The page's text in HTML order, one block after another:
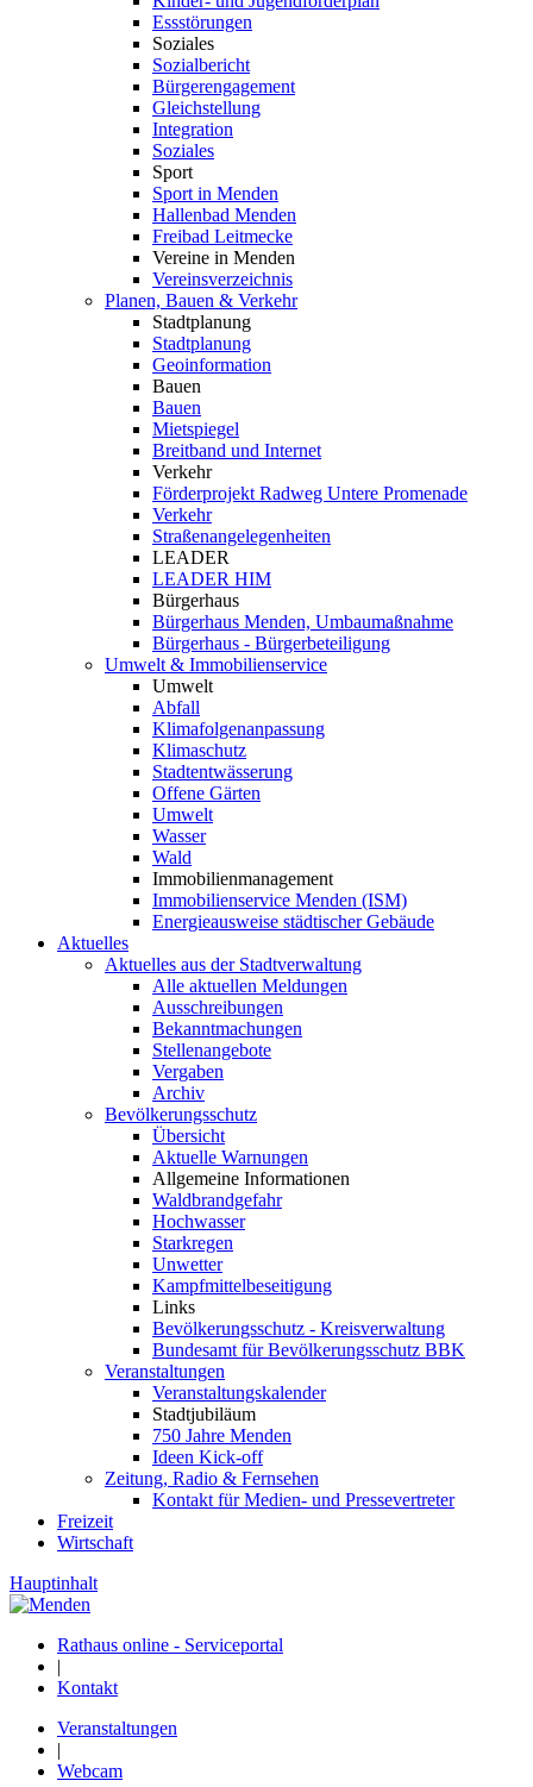
Essstörungen
Soziales
Sozialbericht
Bürgerengagement
Gleichstellung
Integration
Soziales
Sport
Sport in Menden
Hallenbad Menden
Freibad Leitmecke
Vereine in Menden
Vereinsverzeichnis
Planen, Bauen & Verkehr
Stadtplanung
Stadtplanung
Geoinformation
Bauen
Bauen
Mietspiegel
Breitband und Internet
Verkehr
Förderprojekt Radweg Untere Promenade
Verkehr
Straßenangelegenheiten
LEADER
LEADER HIM
Bürgerhaus
Bürgerhaus Menden, Umbaumaßnahme
Bürgerhaus - Bürgerbeteiligung
Umwelt & Immobilienservice
Umwelt
Abfall
Klimafolgenanpassung
Klimaschutz
Stadtentwässerung
Offene Gärten
Umwelt
Wasser
Wald
Immobilienmanagement
Immobilienservice Menden (ISM)
Energieausweise städtischer Gebäude
Aktuelles
Aktuelles aus der Stadtverwaltung
Alle aktuellen Meldungen
Ausschreibungen
Bekanntmachungen
Stellenangebote
Vergaben
Archiv
Bevölkerungsschutz
Übersicht
Aktuelle Warnungen
Allgemeine Informationen
Waldbrandgefahr
Hochwasser
Starkregen
Unwetter
Kampfmittelbeseitigung
Links
Bevölkerungsschutz - Kreisverwaltung
Bundesamt für Bevölkerungsschutz BBK
Veranstaltungen
Veranstaltungskalender
Stadtjubiläum
750 Jahre Menden
Ideen Kick-off
Zeitung, Radio & Fernsehen
Kontakt für Medien- und Pressevertreter
Freizeit
Wirtschaft
Hauptinhalt
Rathaus online - Serviceportal
|
Kontakt
Veranstaltungen
|
Webcam